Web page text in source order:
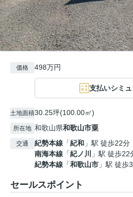
価格 498万円
支払いシミ
土地面積30.25坪(100.00㎡)
所在地 和歌山県和歌山市粟
交通 紀勢本線 「紀和 」駅 徒歩22分
南海本線 「紀ノ川
」駅 徒歩22
紀勢本線 「和歌山市 」駅 徒歩
セールスポイント